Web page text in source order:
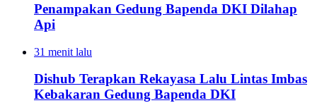
Penampakan Gedung Bapenda DKI Dilahap
Api
31 menit lalu
Dishub Terapkan Rekayasa Lalu Lintas Imbas
Kebakaran Gedung Bapenda DKI